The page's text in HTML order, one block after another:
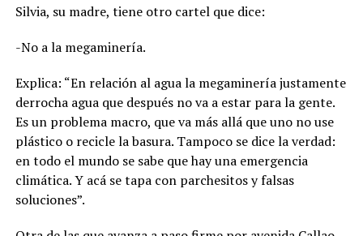
Silvia, su madre, tiene otro cartel que dice:
-No a la megaminería.
Explica: “En relación al agua la megaminería justamente
derrocha agua que después no va a estar para la gente.
Es un problema macro, que va más allá que uno no use
plástico o recicle la basura. Tampoco se dice la verdad:
en todo el mundo se sabe que hay una emergencia
climática. Y acá se tapa con parchesitos y falsas
soluciones”.